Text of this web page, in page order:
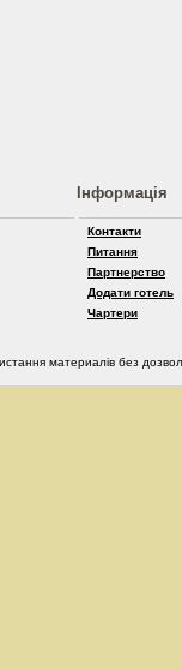
Інформація
Контакти
Питання
Партнерство
Додати готель
Чартери
материалів без